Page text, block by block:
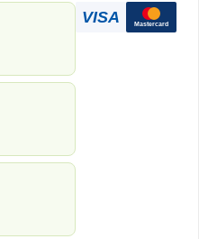
VISA Mastercard